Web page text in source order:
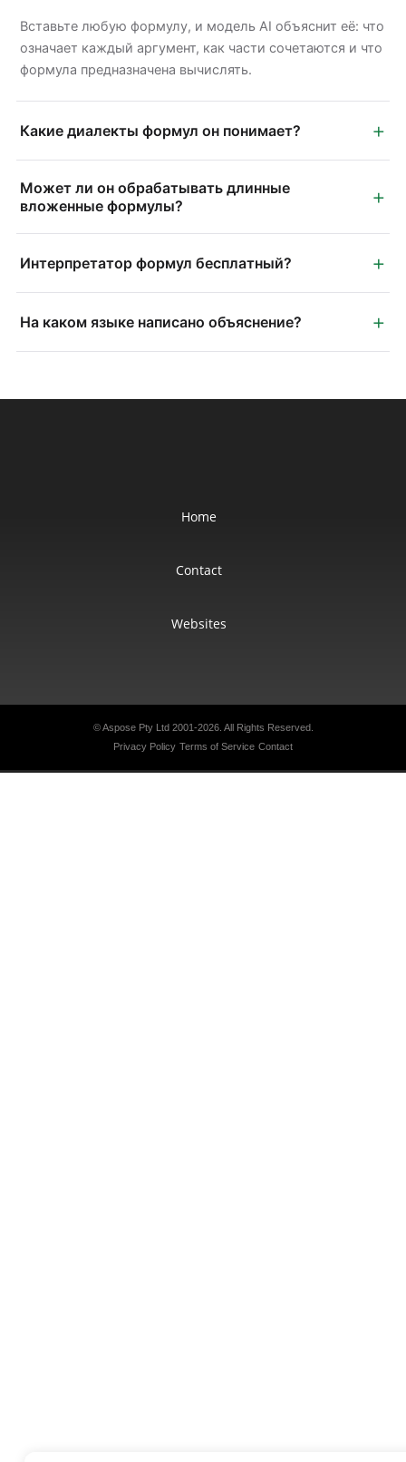
Вставьте любую формулу, и модель AI объяснит её: что
означает каждый аргумент, как части сочетаются и что
формула предназначена вычислять.
Какие диалекты формул он понимает? +
Может ли он обрабатывать длинные
вложенные формулы?
+
Интерпретатор формул бесплатный? +
На каком языке написано объяснение? +
Home
Contact
Websites
© Aspose Pty Ltd 2001-2026. All Rights Reserved.
Privacy Policy Terms of Service Contact